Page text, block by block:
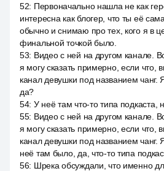
52: Первоначально нашла не как
интересна как блогер, что ты её
обычно и снимаю про тех, кого я в
финальной точкой было.
53: Видео с ней на другом канале.
я могу сказать примерно, если что,
канал девушки под названием чанг.
да?
54: У неё там что-то типа подкаста,
55: Видео с ней на другом канале.
я могу сказать примерно, если что,
канал девушки под названием чанг.
неё там было, да, что-то типа
56: Шрека обсуждали, что именно